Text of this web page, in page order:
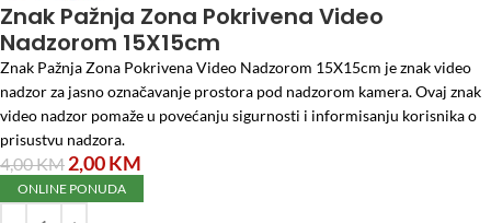
Znak Pažnja Zona Pokrivena Video
Nadzorom 15X15cm
Znak Pažnja Zona Pokrivena Video Nadzorom 15X15cm je znak video
nadzor za jasno označavanje prostora pod nadzorom kamera. Ovaj znak
video nadzor pomaže u povećanju sigurnosti i informisanju korisnika o
prisustvu nadzora.
4,00KM 2,00KM
ONLINE PONUDA